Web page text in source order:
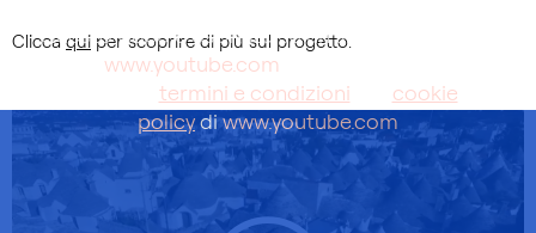
Clicca qui per scoprire di più sul progetto.
Questo video è ospitato su un sito web di terze
www.youtube.com
termini e condizioni
cookie
policydiwww.youtube.com